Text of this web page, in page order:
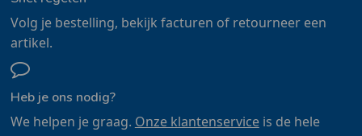
Volg je bestelling, bekijk facturen of retourneer een
artikel.
Heb je ons nodig?
We helpen je graag. Onze klantenserviceis de hele